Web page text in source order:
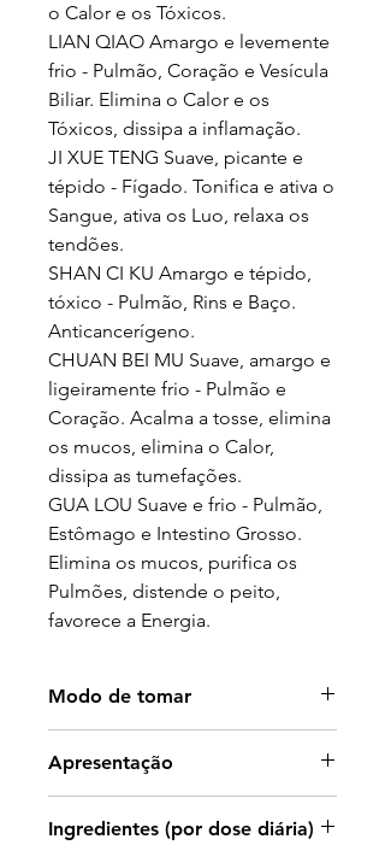
o Calor e os Tóxicos.
LIAN QIAO Amargo e levemente
frio - Pulmão, Coração e Vesícula
Biliar. Elimina o Calor e os
Tóxicos, dissipa a inflamação.
JI XUE TENG Suave, picante e
tépido - Fígado. Tonifica e ativa o
Sangue, ativa os Luo, relaxa os
tendões.
SHAN CI KU Amargo e tépido,
tóxico - Pulmão, Rins e Baço.
Anticancerígeno.
CHUAN BEI MU Suave, amargo e
ligeiramente frio - Pulmão e
Coração. Acalma a tosse, elimina
os mucos, elimina o Calor,
dissipa as tumefações.
GUA LOU Suave e frio - Pulmão,
Estômago e Intestino Grosso.
Elimina os mucos, purifica os
Pulmões, distende o peito,
favorece a Energia.
Modo de tomar
vezes ao dia.
Apresentação
Ingredientes (por dose diária)